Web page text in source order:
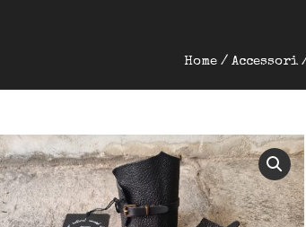
Home/ Accessori